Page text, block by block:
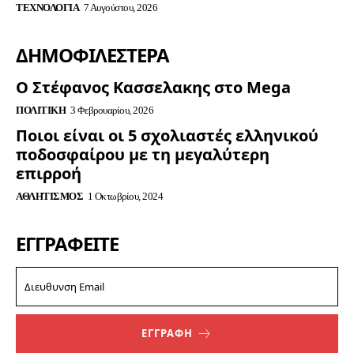
ΤΕΧΝΟΛΟΓΊΑ 7 Αυγούστου, 2026
ΔΗΜΟΦΙΛΈΣΤΕΡΑ
Ο Στέφανος Κασσελακης στο Mega
ΠΟΛΙΤΙΚΉ 3 Φεβρουαρίου, 2026
Ποιοι είναι οι 5 σχολιαστές ελληνικού
ποδοσφαίρου με τη μεγαλύτερη
επιρροή
ΑΘΛΗΤΙΣΜΌΣ 1 Οκτωβρίου, 2024
ΕΓΓΡΑΦΕΊΤΕ
ΕΓΓΡΑΦΗ